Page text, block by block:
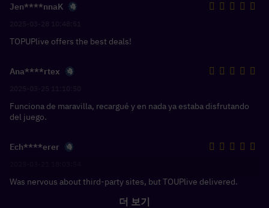
Jen****nnaK
TOPUPlive offers the best deals!
Ana****rtex
Funciona de maravilla, recargué y en nada ya estaba disfrutando
del juego.
Ech****erer
Was nervous about third-party sites, but TOUPlive delivered.
더 보기